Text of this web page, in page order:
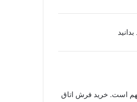
مهم است. خرید فرش اتاق